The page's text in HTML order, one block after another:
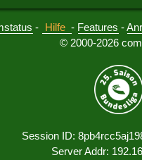
- Hilfe - Features -
© 2000-2026
Session ID:
Server Addr: